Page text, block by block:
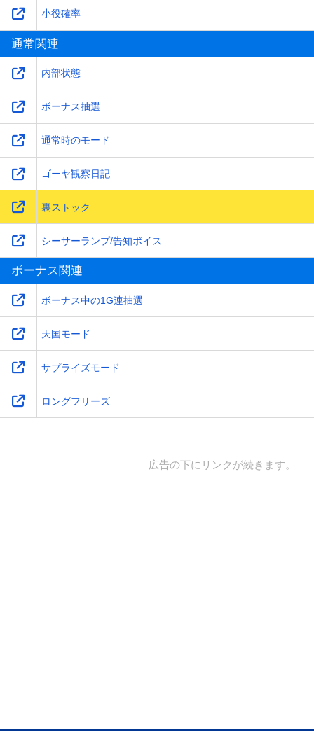
小役確率
通常関連
内部状態
ボーナス抽選
通常時のモード
ゴーヤ観察日記
裏ストック
シーサーランプ/告知ボイス
ボーナス関連
ボーナス中の1G連抽選
天国モード
サプライズモード
ロングフリーズ
広告の下にリンクが続きます。